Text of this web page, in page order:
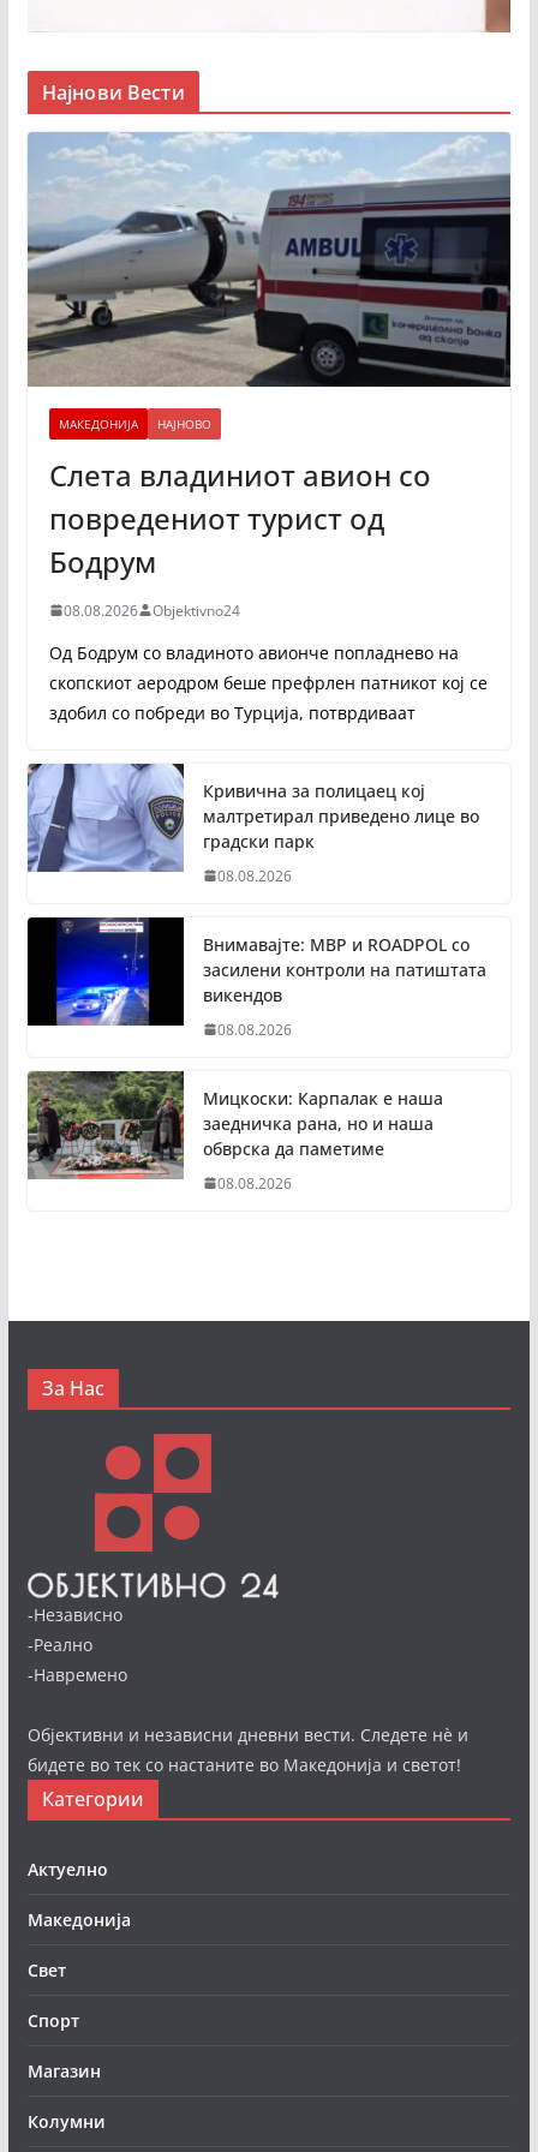
Најнови Вести
МАКЕДОНИЈА НАЈНОВО
Слета владиниот авион со
повредениот турист од
Бодрум
08.08.2026 Objektivno24
Од Бодрум со владиното авионче попладнево на
скопскиот аеродром беше префрлен патникот кој се
здобил со побреди во Турција, потврдиваат
Кривична за полицаец кој
малтретирал приведено лице во
градски парк
08.08.2026
Внимавајте: МВР и ROADPOL со
засилени контроли на патиштата
викендов
08.08.2026
Мицкоски: Карпалак е наша
заедничка рана, но и наша
обврска да паметиме
08.08.2026
За Нас
-Независно
-Реално
-Навремено
Објективни и независни дневни вести. Следете нè и
бидете во тек со настаните во Македонија и светот!
Категории
Актуелно
Македонија
Свет
Спорт
Магазин
Колумни